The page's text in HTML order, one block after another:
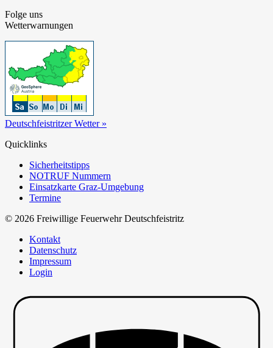
Folge uns
Wetterwarnungen
Deutschfeistritzer Wetter »
Quicklinks
Sicherheitstipps
NOTRUF Nummern
Einsatzkarte Graz-Umgebung
Termine
© 2026 Freiwillige Feuerwehr Deutschfeistritz
Kontakt
Datenschutz
Impressum
Login